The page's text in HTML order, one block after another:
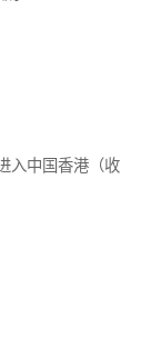
入中国香港（收